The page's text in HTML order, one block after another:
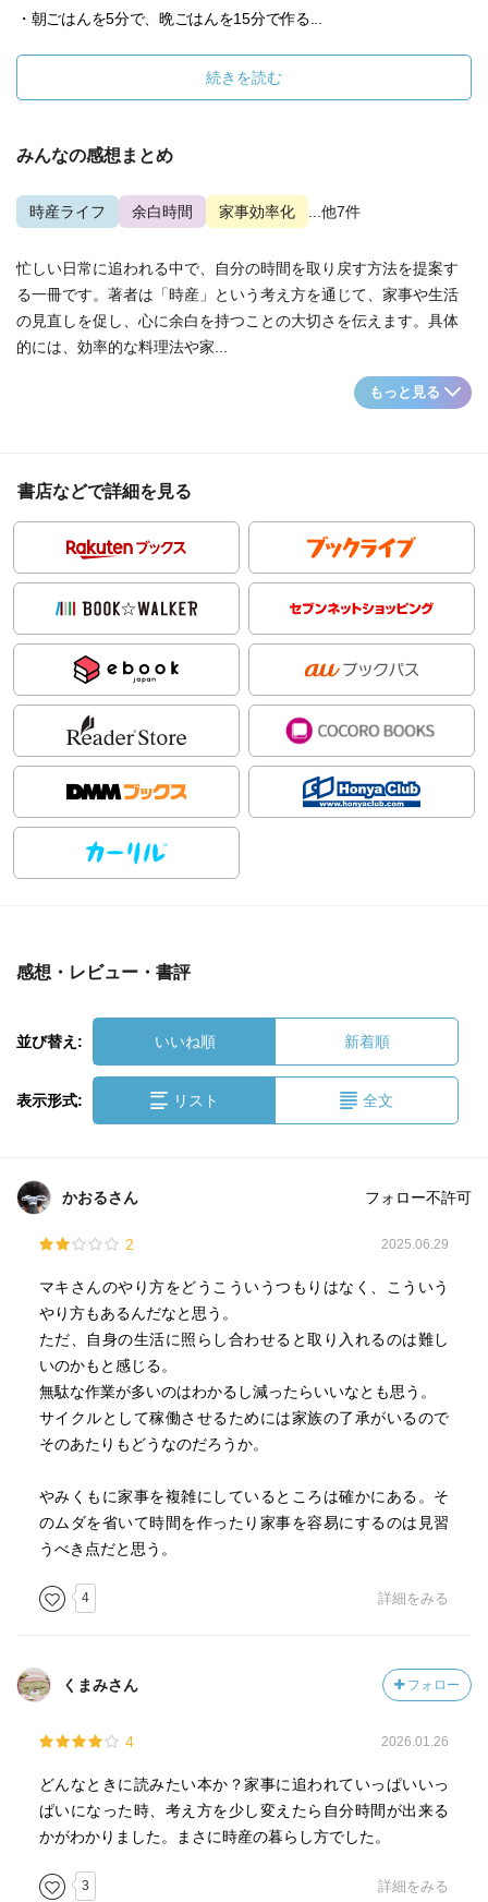
・朝ごはんを5分で、晩ごはんを15分で作る...
続きを読む
みんなの感想まとめ
時産ライフ 余白時間 家事効率化 ...他7件
忙しい日常に追われる中で、自分の時間を取り戻す方法を提案す
る一冊です。著者は「時産」という考え方を通じて、家事や生活
の見直しを促し、心に余白を持つことの大切さを伝えます。具体
的には、効率的な料理法や家...
もっと見る
書店などで詳細を見る
感想・レビュー・書評
並び替え: いいね順 新着順
表示形式: リスト 全文
かおるさん フォロー不許可
2 2025.06.29
マキさんのやり方をどうこういうつもりはなく、こういう
やり方もあるんだなと思う。
ただ、自身の生活に照らし合わせると取り入れるのは難し
いのかもと感じる。
無駄な作業が多いのはわかるし減ったらいいなとも思う。
サイクルとして稼働させるためには家族の了承がいるので
そのあたりもどうなのだろうか。
やみくもに家事を複雑にしているところは確かにある。そ
のムダを省いて時間を作ったり家事を容易にするのは見習
うべき点だと思う。
4 詳細をみる
くまみさん フォロー
4 2026.01.26
どんなときに読みたい本か？家事に追われていっぱいいっ
ぱいになった時、考え方を少し変えたら自分時間が出来る
かがわかりました。まさに時産の暮らし方でした。
3 詳細をみる